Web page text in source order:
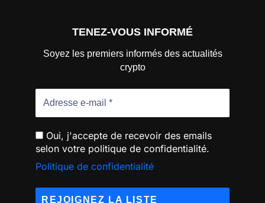
TENEZ-VOUS INFORMÉ
Soyez les premiers informés des actualités
crypto
Oui, j'accepte de recevoir des emails
selon votre politique de confidentialité.
Politique de confidentialité